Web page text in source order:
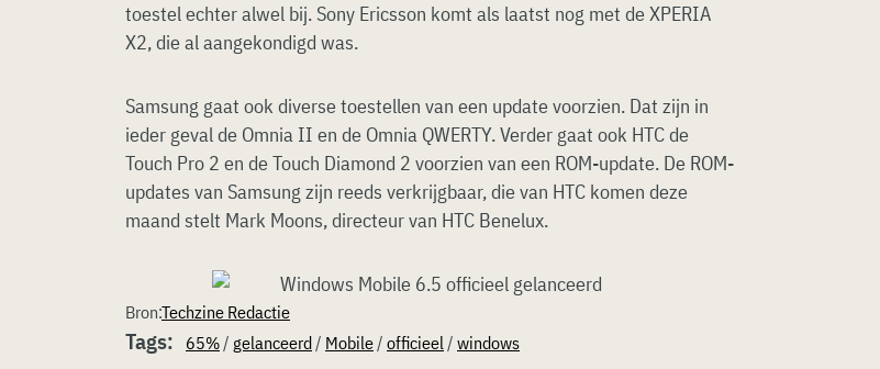
toestel echter alwel bij. Sony Ericsson komt als laatst nog met de XPERIA
X2, die al aangekondigd was.
Samsung gaat ook diverse toestellen van een update voorzien. Dat zijn in
ieder geval de Omnia II en de Omnia QWERTY. Verder gaat ook HTC de
Touch Pro 2 en de Touch Diamond 2 voorzien van een ROM-update. De ROM-
updates van Samsung zijn reeds verkrijgbaar, die van HTC komen deze
maand stelt Mark Moons, directeur van HTC Benelux.
Bron:Techzine Redactie
Tags: 65%/ gelanceerd/ Mobile/ officieel/ windows